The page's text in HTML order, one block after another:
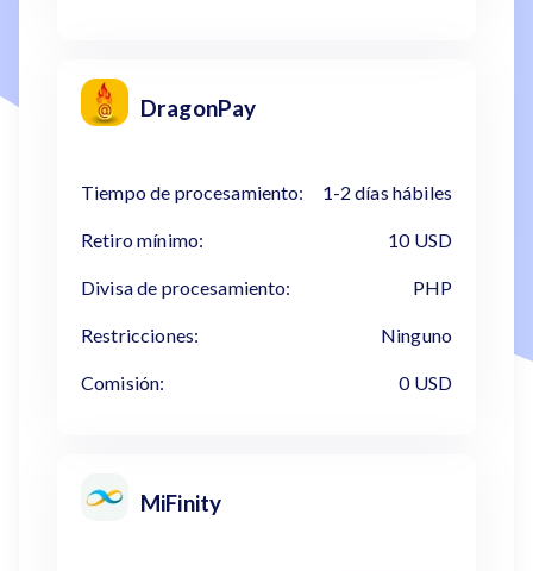
DragonPay
Tiempo de procesamiento: 1-2 días hábiles
Retiro mínimo: 10 USD
Divisa de procesamiento: PHP
Restricciones: Ninguno
Comisión: 0 USD
MiFinity